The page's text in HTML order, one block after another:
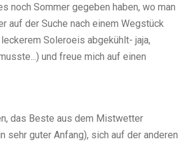
noch Sommer gegeben haben, wo man
auf der Suche nach einem Wegstück
Soleroeis abgekühlt- jaja,
und freue mich auf einen
das Beste aus dem Mistwetter
sehr guter Anfang), sich auf der anderen